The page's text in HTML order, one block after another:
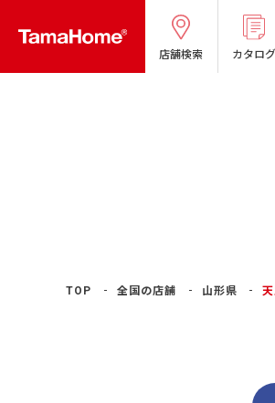
店舗検索 カタログ
TOP 全国の店舗 山形県